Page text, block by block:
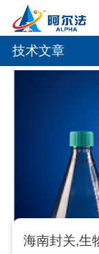
技术文章